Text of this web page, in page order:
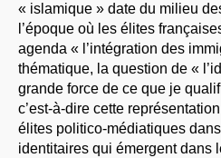
« islamique » date du milieu
l’époque où les élites
agenda « l’intégration des
thématique, la question de «
grande force de ce que je
c’est-à-dire cette
élites politico-médiatiques
identitaires qui émergent dans